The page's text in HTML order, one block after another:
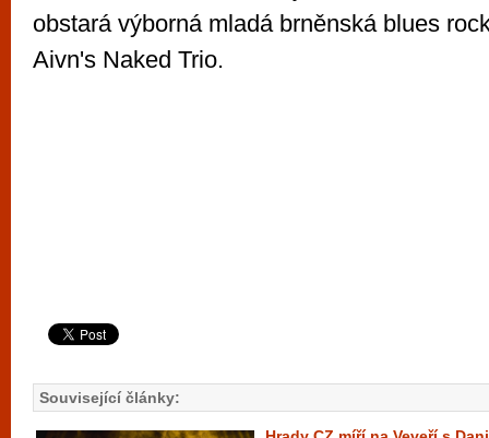
obstará výborná mladá brněnská blues
Aivn's Naked Trio.
Související články: